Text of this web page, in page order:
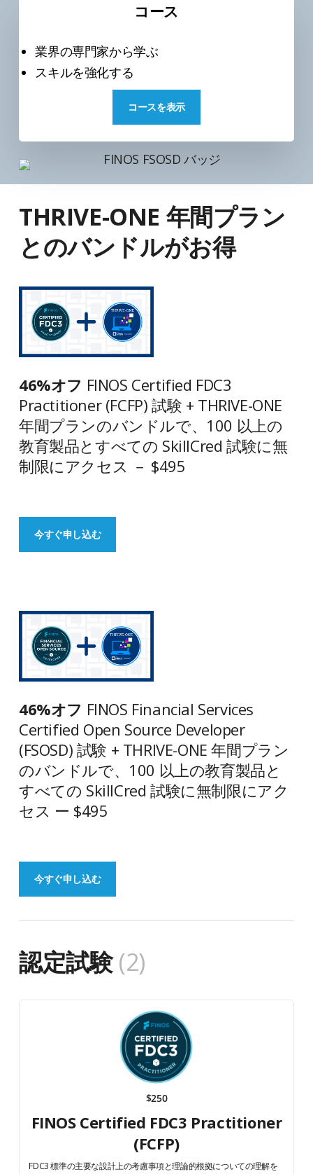
コース
業界の専門家から学ぶ
スキルを強化する
コースを表示
THRIVE-ONE 年間プラン
とのバンドルがお得
46%オフ FINOS Certified FDC3
Practitioner (FCFP) 試験 + THRIVE-ONE
年間プランのバンドルで、100 以上の
教育製品とすべての SkillCred 試験に無
制限にアクセス － $495
今すぐ申し込む
46%オフ FINOS Financial Services
Certified Open Source Developer
(FSOSD) 試験 + THRIVE-ONE 年間プラン
のバンドルで、100 以上の教育製品と
すべての SkillCred 試験に無制限にアク
セス ー $495
今すぐ申し込む
認定試験(2)
$250
FINOS Certified FDC3 Practitioner
(FCFP)
FDC3 標準の主要な設計上の考慮事項と理論的根拠についての理解を